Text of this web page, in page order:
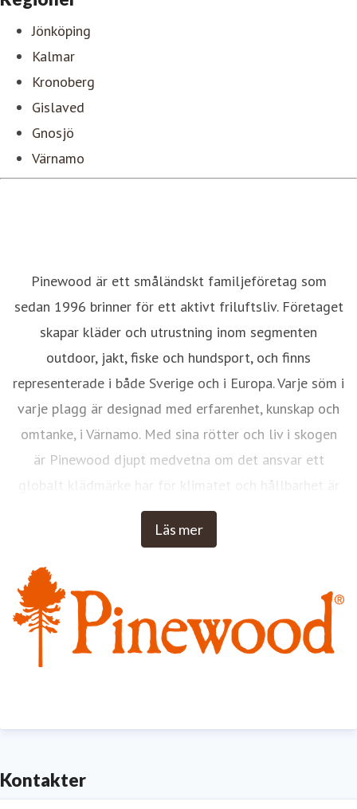
Jönköping
Kalmar
Kronoberg
Gislaved
Gnosjö
Värnamo
Pinewood är ett småländskt familjeföretag som
sedan 1996 brinner för ett aktivt friluftsliv. Företaget
skapar kläder och utrustning inom segmenten
outdoor, jakt, fiske och hundsport, och finns
representerade i både Sverige och i Europa. Varje söm i
varje plagg är designad med erfarenhet, kunskap och
omtanke, i Värnamo. Med sina rötter och liv i skogen
är Pinewood djupt medvetna om det ansvar ett
globalt klädmärke har för klimatet och hållbarhet är
således en viktig fråga. Med Pinewood ska du varje
dag känna dig trygg, fri, bekväm och inspirerad i
Läs mer
Kontakter